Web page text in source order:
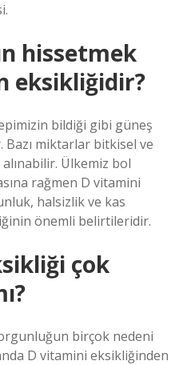
hissetmek
eksikliğidir?
bildiği gibi güneş
Bazı miktarlar bitkisel ve
Ülkemiz bol
rağmen D vitamini
halsizlik ve kas
önemli belirtileridir.
çok
birçok nedeni
D vitamini eksikliğinden